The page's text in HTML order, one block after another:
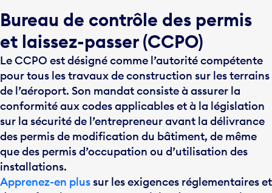
Bureau de contrôle des permis
et laissez-passer (CCPO)
Le CCPO est désigné comme l’autorité compétente
pour tous les travaux de construction sur les terrains
de l’aéroport. Son mandat consiste à assurer la
conformité aux codes applicables et à la législation
sur la sécurité de l’entrepreneur avant la délivrance
des permis de modification du bâtiment, de même
que des permis d’occupation ou d’utilisation des
installations.
Apprenez-en plussur les exigences réglementaires et